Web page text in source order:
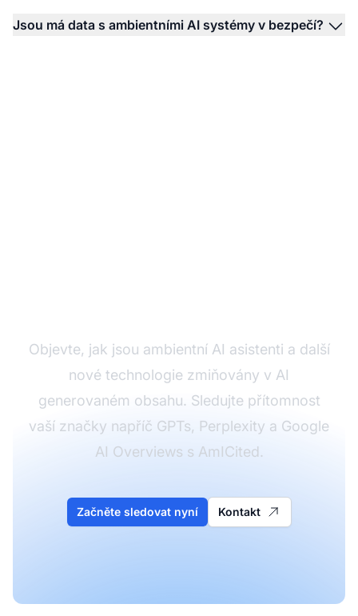
Jsou má data s ambientními AI systémy v bezpečí?
Objevte, jak jsou ambientní AI asistenti a další
nové technologie zmiňovány v AI
generovaném obsahu. Sledujte přítomnost
vaší značky napříč GPTs, Perplexity a Google
AI Overviews s AmICited.
Začněte sledovat nyní Kontakt